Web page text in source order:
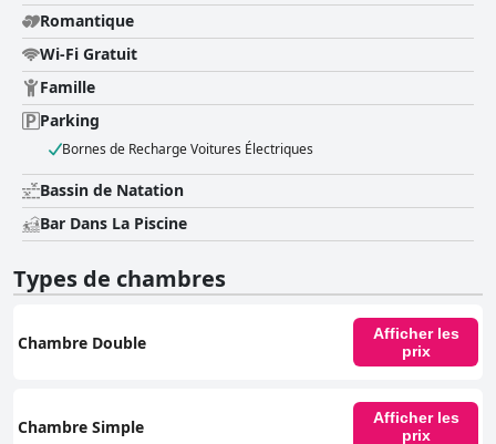
Romantique
Wi-Fi Gratuit
Famille
Parking
Bornes de Recharge Voitures Électriques
Bassin de Natation
Bar Dans La Piscine
Types de chambres
Chambre Double
Afficher les
prix
Chambre Simple
Afficher les
prix